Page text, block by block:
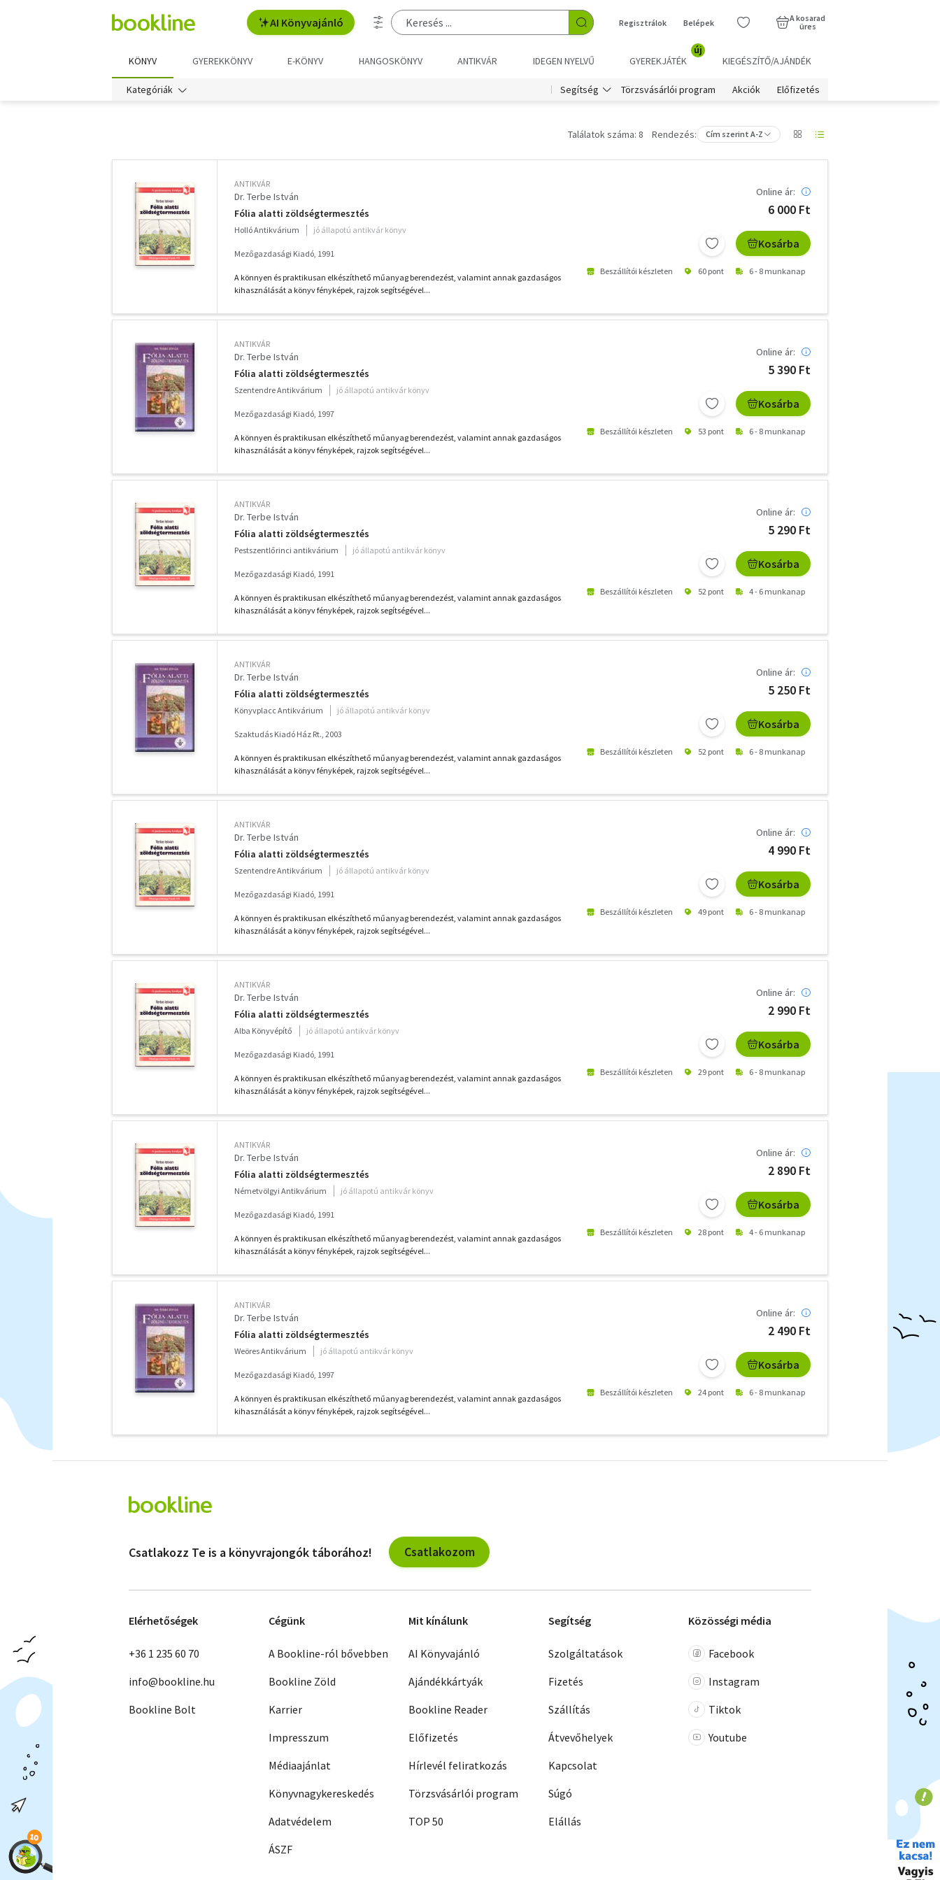
AI Könyvajánló Regisztrálok Belépek
A kosarad
üres
KÖNYV GYEREKKÖNYV E-KÖNYV HANGOSKÖNYV ANTIKVÁR IDEGEN NYELVŰ GYEREKJÁTÉK
új
KIEGÉSZÍTŐ/AJÁNDÉK
Kategóriák Segítség Törzsvásárlói program Akciók Előfizetés
Találatok száma: 8 Rendezés: Cím szerint A-Z
ANTIKVÁR
Dr. Terbe István
Fólia alatti zöldségtermesztés
Holló Antikvárium jó állapotú antikvár könyv
Mezőgazdasági Kiadó, 1991
A könnyen és praktikusan elkészíthető műanyag berendezést, valamint annak gazdaságos
kihasználását a könyv fényképek, rajzok segítségével...
Online ár:
6 000 Ft
Kosárba
Beszállítói készleten 60 pont 6 - 8 munkanap
ANTIKVÁR
Dr. Terbe István
Fólia alatti zöldségtermesztés
Szentendre Antikvárium jó állapotú antikvár könyv
Mezőgazdasági Kiadó, 1997
A könnyen és praktikusan elkészíthető műanyag berendezést, valamint annak gazdaságos
kihasználását a könyv fényképek, rajzok segítségével...
Online ár:
5 390 Ft
Kosárba
Beszállítói készleten 53 pont 6 - 8 munkanap
ANTIKVÁR
Dr. Terbe István
Fólia alatti zöldségtermesztés
Pestszentlőrinci antikvárium jó állapotú antikvár könyv
Mezőgazdasági Kiadó, 1991
A könnyen és praktikusan elkészíthető műanyag berendezést, valamint annak gazdaságos
kihasználását a könyv fényképek, rajzok segítségével...
Online ár:
5 290 Ft
Kosárba
Beszállítói készleten 52 pont 4 - 6 munkanap
ANTIKVÁR
Dr. Terbe István
Fólia alatti zöldségtermesztés
Könyvplacc Antikvárium jó állapotú antikvár könyv
Szaktudás Kiadó Ház Rt., 2003
A könnyen és praktikusan elkészíthető műanyag berendezést, valamint annak gazdaságos
kihasználását a könyv fényképek, rajzok segítségével...
Online ár:
5 250 Ft
Kosárba
Beszállítói készleten 52 pont 6 - 8 munkanap
ANTIKVÁR
Dr. Terbe István
Fólia alatti zöldségtermesztés
Szentendre Antikvárium jó állapotú antikvár könyv
Mezőgazdasági Kiadó, 1991
A könnyen és praktikusan elkészíthető műanyag berendezést, valamint annak gazdaságos
kihasználását a könyv fényképek, rajzok segítségével...
Online ár:
4 990 Ft
Kosárba
Beszállítói készleten 49 pont 6 - 8 munkanap
ANTIKVÁR
Dr. Terbe István
Fólia alatti zöldségtermesztés
Alba Könyvépítő jó állapotú antikvár könyv
Mezőgazdasági Kiadó, 1991
A könnyen és praktikusan elkészíthető műanyag berendezést, valamint annak gazdaságos
kihasználását a könyv fényképek, rajzok segítségével...
Online ár:
2 990 Ft
Kosárba
Beszállítói készleten 29 pont 6 - 8 munkanap
ANTIKVÁR
Dr. Terbe István
Fólia alatti zöldségtermesztés
Németvölgyi Antikvárium jó állapotú antikvár könyv
Mezőgazdasági Kiadó, 1991
A könnyen és praktikusan elkészíthető műanyag berendezést, valamint annak gazdaságos
kihasználását a könyv fényképek, rajzok segítségével...
Online ár:
2 890 Ft
Kosárba
Beszállítói készleten 28 pont 4 - 6 munkanap
ANTIKVÁR
Dr. Terbe István
Fólia alatti zöldségtermesztés
Weöres Antikvárium jó állapotú antikvár könyv
Mezőgazdasági Kiadó, 1997
A könnyen és praktikusan elkészíthető műanyag berendezést, valamint annak gazdaságos
kihasználását a könyv fényképek, rajzok segítségével...
Online ár:
2 490 Ft
Kosárba
Beszállítói készleten 24 pont 6 - 8 munkanap
szűrők
Csatlakozz Te is a könyvrajongók táborához! Csatlakozom
Elérhetőségek
+36 1 235 60 70
info@bookline.hu
Bookline Bolt
Cégünk
A Bookline-ról bővebben
Bookline Zöld
Karrier
Impresszum
Médiaajánlat
Könyvnagykereskedés
Adatvédelem
ÁSZF
Mit kínálunk
AI Könyvajánló
Ajándékkártyák
Bookline Reader
Előfizetés
Hírlevél feliratkozás
Törzsvásárlói program
TOP 50
Segítség
Szolgáltatások
Fizetés
Szállítás
Átvevőhelyek
Kapcsolat
Súgó
Elállás
Közösségi média
Facebook
Instagram
Tiktok
Youtube